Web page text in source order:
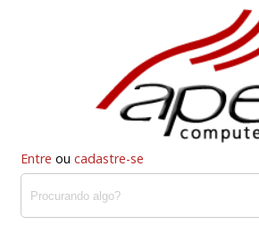
Entre ou cadastre-se